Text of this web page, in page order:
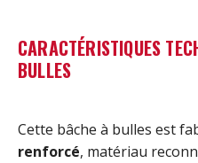
CARACTÉRISTIQUES
BULLES
Cette bâche à bulles est
renforcé, matériau